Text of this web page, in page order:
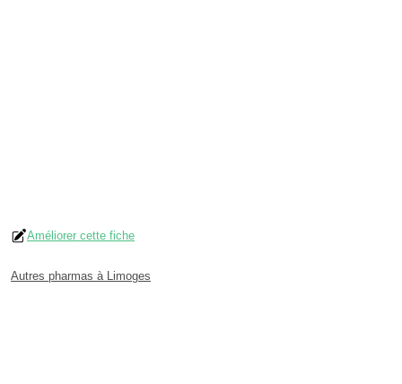
Améliorer cette fiche
Autres pharmas à Limoges